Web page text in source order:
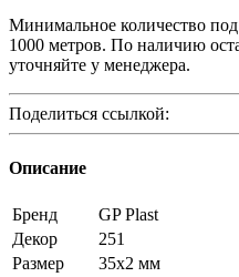
Минимальное количество под
1000 метров. По наличию
уточняйте у менеджера.
Поделиться ссылкой:
Описание
Бренд
GP Plast
Декор
251
Размер
35x2 мм